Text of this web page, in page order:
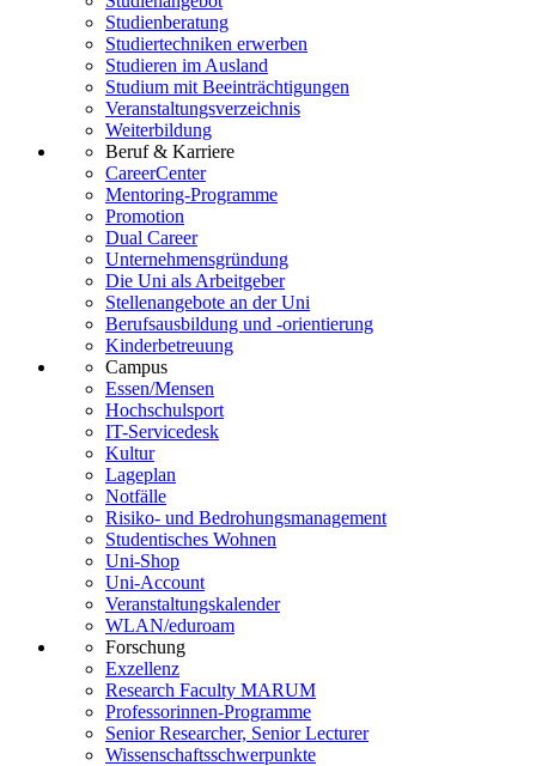
Studienberatung
Studiertechniken erwerben
Studieren im Ausland
Studium mit Beeinträchtigungen
Veranstaltungsverzeichnis
Weiterbildung
Beruf & Karriere
CareerCenter
Mentoring-Programme
Promotion
Dual Career
Unternehmensgründung
Die Uni als Arbeitgeber
Stellenangebote an der Uni
Berufsausbildung und -orientierung
Kinderbetreuung
Campus
Essen/Mensen
Hochschulsport
IT-Servicedesk
Kultur
Lageplan
Notfälle
Risiko- und Bedrohungsmanagement
Studentisches Wohnen
Uni-Shop
Uni-Account
Veranstaltungskalender
WLAN/eduroam
Forschung
Exzellenz
Research Faculty MARUM
Professorinnen-Programme
Senior Researcher, Senior Lecturer
Wissenschaftsschwerpunkte